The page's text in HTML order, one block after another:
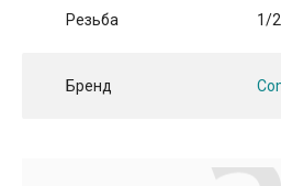
Резьба 1/2
Бренд